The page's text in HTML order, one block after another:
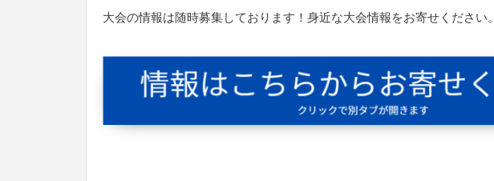
大会の情報は随時募集しております！身近な大会情報をお寄せください。